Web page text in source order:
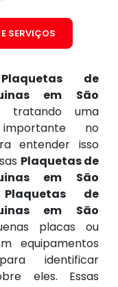
Plaquetas de
em São
tratando uma
no
entender isso
Plaquetas de
em São
Plaquetas de
em São
placas ou
equipamentos
identificar
eles. Essas
SERVIÇOS